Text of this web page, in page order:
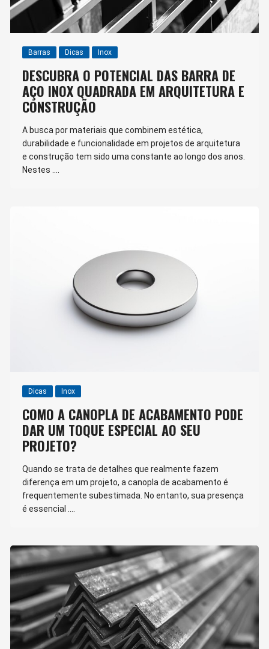
Barras Dicas Inox
DESCUBRA O POTENCIAL DAS BARRA DE
AÇO INOX QUADRADA EM ARQUITETURA E
CONSTRUÇÃO
A busca por materiais que combinem estética,
durabilidade e funcionalidade em projetos de arquitetura
e construção tem sido uma constante ao longo dos anos.
Nestes ….
Dicas Inox
COMO A CANOPLA DE ACABAMENTO PODE
DAR UM TOQUE ESPECIAL AO SEU
PROJETO?
Quando se trata de detalhes que realmente fazem
diferença em um projeto, a canopla de acabamento é
frequentemente subestimada. No entanto, sua presença
é essencial ….